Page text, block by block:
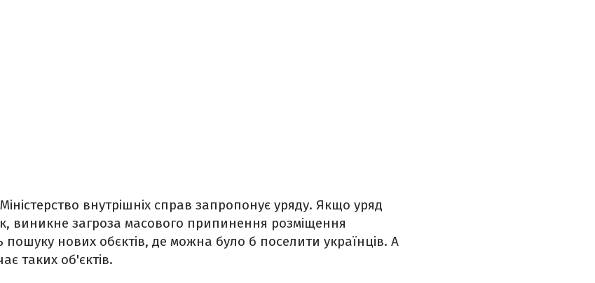
внутрішніх справ запропонує уряду. Якщо уряд
виникне загроза масового припинення розміщення
пошуку нових обєктів, де можна було б поселити українців. А
таких об'єктів.